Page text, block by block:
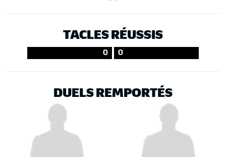
TACLES RÉUSSIS
0 0
DUELS REMPORTÉS